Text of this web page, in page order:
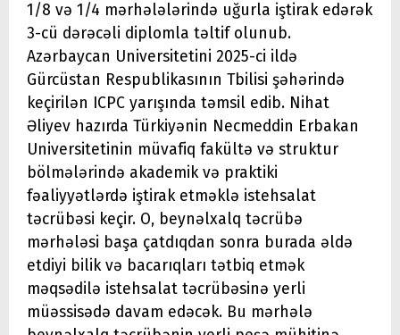
1/8 və 1/4 mərhələlərində uğurla iştirak edərək
3-cü dərəcəli diplomla təltif olunub.
Azərbaycan Universitetini 2025-ci ildə
Gürcüstan Respublikasının Tbilisi şəhərində
keçirilən ICPC yarışında təmsil edib. Nihat
Əliyev hazırda Türkiyənin Necmeddin Erbakan
Universitetinin müvafiq fakültə və struktur
bölmələrində akademik və praktiki
fəaliyyətlərdə iştirak etməklə istehsalat
təcrübəsi keçir. O, beynəlxalq təcrübə
mərhələsi başa çatdıqdan sonra burada əldə
etdiyi bilik və bacarıqları tətbiq etmək
məqsədilə istehsalat təcrübəsinə yerli
müəssisədə davam edəcək. Bu mərhələ